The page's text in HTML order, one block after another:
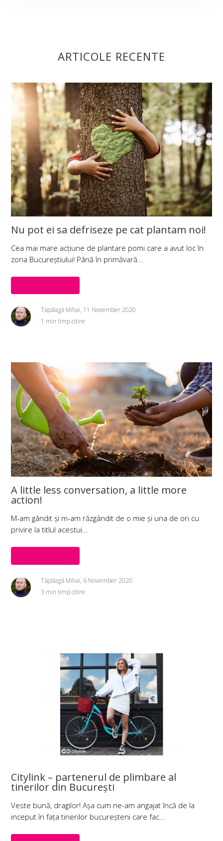
ARTICOLE RECENTE
Nu pot ei sa defriseze pe cat plantam noi!
Cea mai mare acțiune de plantare pomi care a avut loc în
zona Bucureștiului! Până în primăvară...
Tăpălagă Mihai, 11 November 2020
1 min timp citire
A little less conversation, a little more
action!
M-am gândit și m-am răzgândit de o mie și una de ori cu
privire la titlul acestui...
Tăpălagă Mihai, 6 November 2020
3 min timp citire
Citylink – partenerul de plimbare al
tinerilor din București
Veste bună, dragilor! Așa cum ne-am angajat încă de la
inceput în fața tinerilor bucureșteni care fac...